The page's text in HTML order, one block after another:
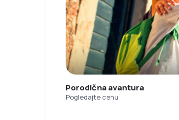
Porodična avantura
Pogledajte cenu